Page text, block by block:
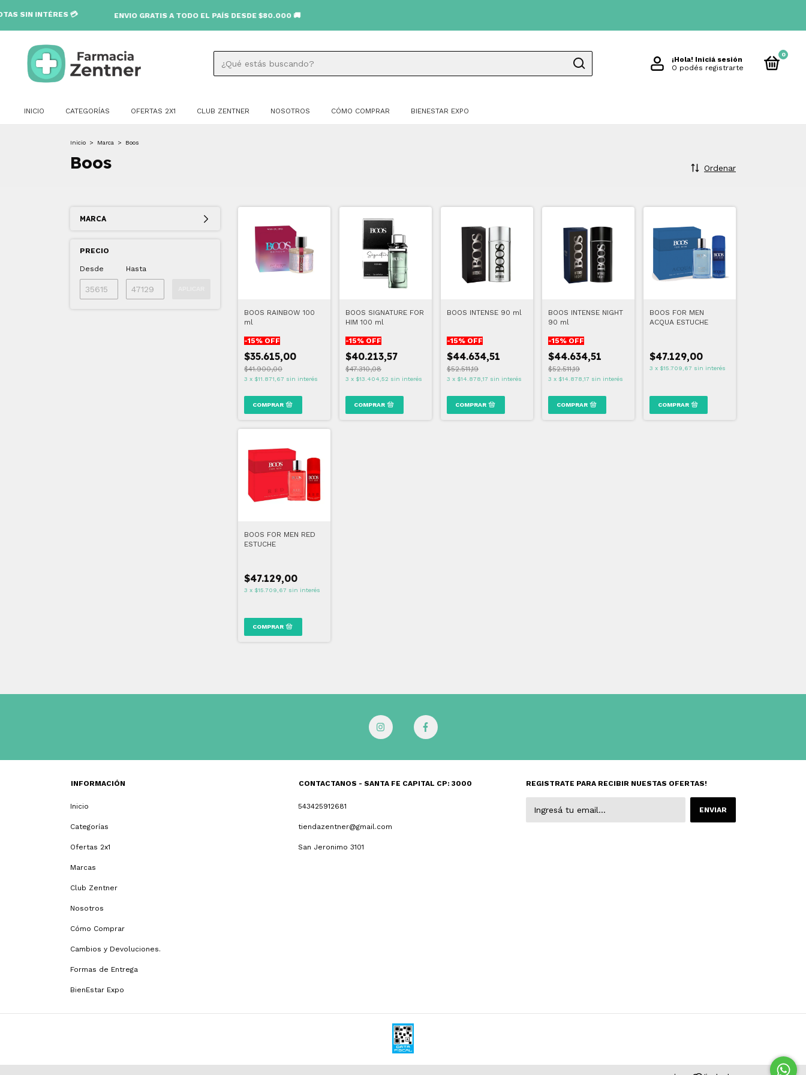
INTÉRES 💳 ENVIO GRATIS A TODO EL PAÍS DESDE $80.000 🚚
¡Hola! Iniciá sesión
O podés registrarte
0
INICIO CATEGORÍAS OFERTAS 2X1 CLUB ZENTNER NOSOTROS CÓMO COMPRAR BIENESTAR EXPO
Inicio > Marca > Boos
Boos Ordenar
MARCA
PRECIO
Desde Hasta
BOOS RAINBOW 100
ml
-15% OFF
$35.615,00
$41.900,00
3 x $11.871,67 sin interés
BOOS SIGNATURE FOR
HIM 100 ml
-15% OFF
$40.213,57
$47.310,08
3 x $13.404,52 sin interés
BOOS INTENSE 90 ml
-15% OFF
$44.634,51
$52.511,19
3 x $14.878,17 sin interés
BOOS INTENSE NIGHT
90 ml
-15% OFF
$44.634,51
$52.511,19
3 x $14.878,17 sin interés
BOOS FOR MEN
ACQUA ESTUCHE
$47.129,00
3 x $15.709,67 sin interés
BOOS FOR MEN RED
ESTUCHE
$47.129,00
3 x $15.709,67 sin interés
INFORMACIÓN
Inicio
Categorías
Ofertas 2x1
Marcas
Club Zentner
Nosotros
Cómo Comprar
Cambios y Devoluciones.
Formas de Entrega
BienEstar Expo
CONTACTANOS - SANTA FE CAPITAL CP: 3000
543425912681
tiendazentner@gmail.com
San Jeronimo 3101
REGISTRATE PARA RECIBIR NUESTAS OFERTAS!